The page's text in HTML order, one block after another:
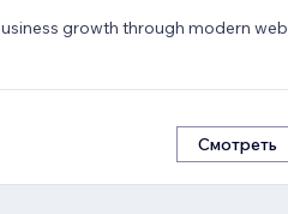
growth through modern web
Смотреть